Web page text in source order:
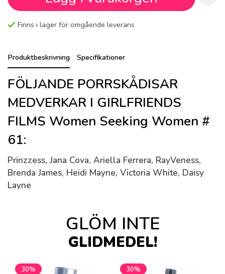
Finns i lager för omgående leverans
Produktbeskrivning Specifikationer
FÖLJANDE PORRSKÅDISAR
MEDVERKAR I GIRLFRIENDS
FILMS Women Seeking Women #
61:
Prinzzess, Jana Cova, Ariella Ferrera, RayVeness,
Brenda James, Heidi Mayne, Victoria White, Daisy
Layne
GLÖM INTE
GLIDMEDEL!
30% 30%